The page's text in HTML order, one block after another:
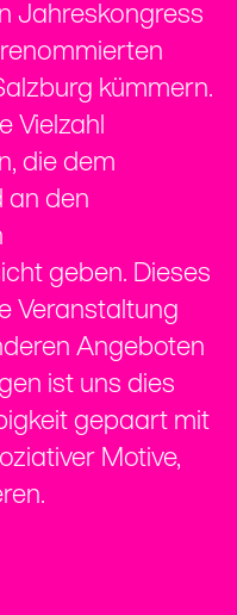
Jahreskongress
kümmern.
Vielzahl
die dem
an den
geben. Dieses
Veranstaltung
Angeboten
ist uns dies
gepaart mit
Motive,